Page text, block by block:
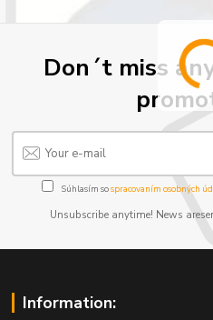
Don´t miss
Súhlasím sospracovaním osobných
Unsubscribe anytime! News
Information: